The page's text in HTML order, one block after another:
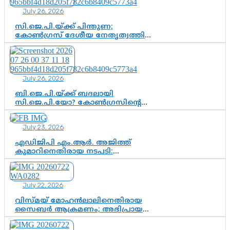
കൂടുതൽ തെളിവുകൾ പരിശോധിച്ച്
ഇഡി
July 26, 2026
സി.ജെ.പി.യ്ക്ക് പിന്തുണ;
കോൺഗ്രസ് ദേശീയ നേതൃത്വത്തിൽ
ആശങ്കയോ? പാർട്ടിക്കുള്ളിൽ
ഭിന്നാഭിപ്രായമെന്ന വിലയിരുത്തൽ
July 26, 2026
ബി.ജെ.പി.യ്ക്ക് ബദലായി
സി.ജെ.പി.യോ? കോൺഗ്രസിന്റെ
രാഷ്ട്രീയ ഇടം കൈവശപ്പെടുത്താൻ
സിജെപി ഉയർന്നുകഴിഞ്ഞോ?
ഇന്ത്യൻ രാഷ്ട്രീയത്തിലെ പുതിയ
വഴിത്തിരിവ്
July 23, 2026
എഡിജിപി എം.ആർ. അജിത്ത്
കുമാറിനെതിരായ നടപടി:
സസ്പെൻഷനിൽ ഒതുങ്ങുമോ,
അതോ കൂടുതൽ കടുത്ത
നടപടികളിലേക്കോ?
July 22, 2026
വിസ്മയ് മോഹൻലാലിനെതിരായ
സൈബർ ആക്രമണം; അഭിപ്രായ
സ്വാതന്ത്ര്യത്തെ നിശ്ശബ്ദമാക്കുന്ന
ഡിജിറ്റൽ ഗുണ്ടായിസത്തിന് അറുതി